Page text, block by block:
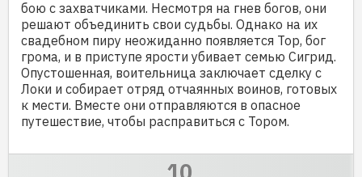
бою с захватчиками. Несмотря на гнев богов, они
решают объединить свои судьбы. Однако на их
свадебном пиру неожиданно появляется Тор, бог
грома, и в приступе ярости убивает семью Сигрид.
Опустошенная, воительница заключает сделку с
Локи и собирает отряд отчаянных воинов, готовых
к мести. Вместе они отправляются в опасное
путешествие, чтобы расправиться с Тором.